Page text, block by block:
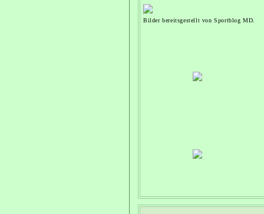
Bilder bereitsgestellt von Sportblog MD.